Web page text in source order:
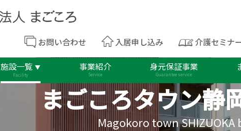
お問い合わせ 入居申し込み 介護セミナ
施設一覧
Facility
事業紹介
Service
身元保証事業
Guarantee service
まごころタウン静
Magokoro town SHIZUOKA